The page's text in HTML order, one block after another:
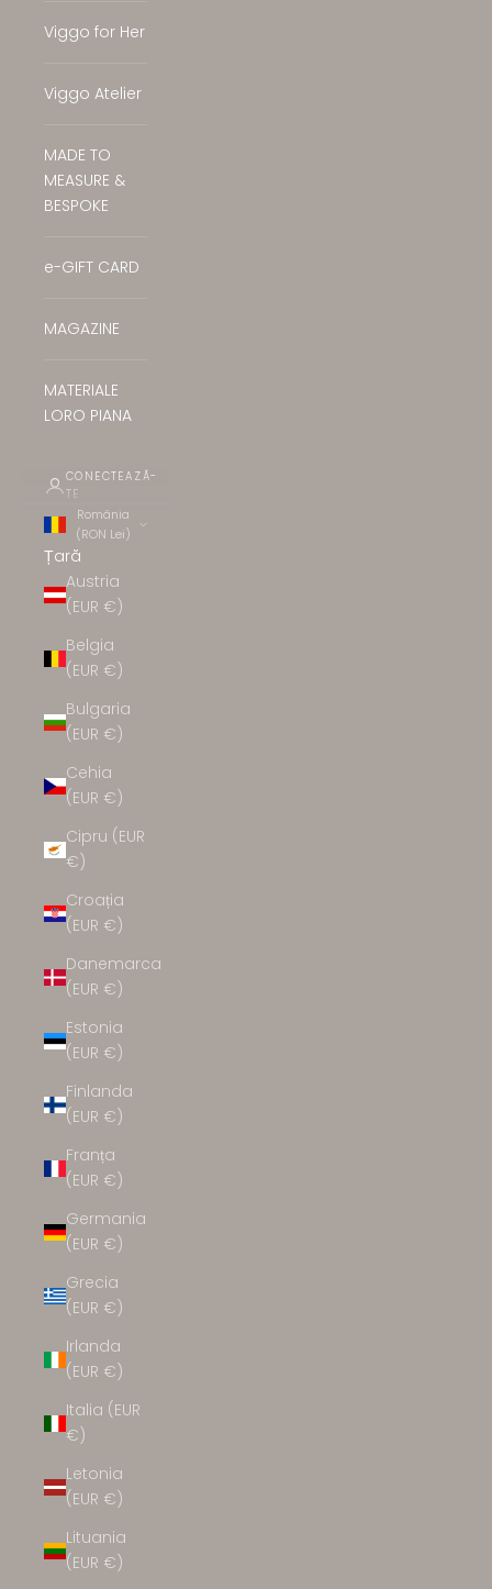
Viggo for Her
Viggo Atelier
MADE TO
MEASURE &
BESPOKE
e-GIFT CARD
MAGAZINE
MATERIALE
LORO PIANA
CONECTEAZĂ-
TE
România
(RON Lei)
Țară
Austria
(EUR €)
Belgia
(EUR €)
Bulgaria
(EUR €)
Cehia
(EUR €)
Cipru (EUR
€)
Croația
(EUR €)
Danemarca
(EUR €)
Estonia
(EUR €)
Finlanda
(EUR €)
Franța
(EUR €)
Germania
(EUR €)
Grecia
(EUR €)
Irlanda
(EUR €)
Italia (EUR
€)
Letonia
(EUR €)
Lituania
(EUR €)